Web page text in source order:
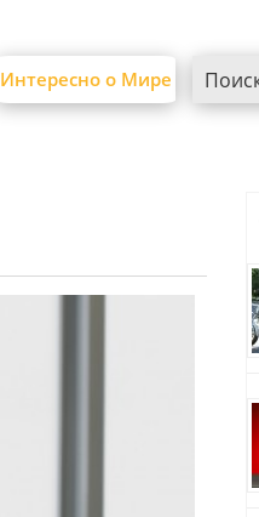
Интересно о Мире